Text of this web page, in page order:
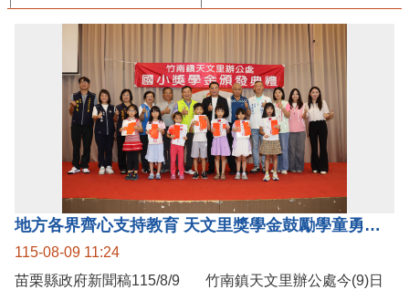
地方各界齊心支持教育 天文里獎學金鼓勵學童勇敢追夢
115-08-09 11:24
苗栗縣政府新聞稿115/8/9 竹南鎮天文里辦公處今(9)日